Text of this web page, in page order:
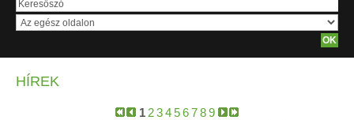
HÍREK
1 23456789